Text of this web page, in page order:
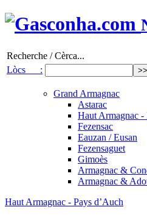
Recherche / Cèrca...
Lòcs :
Grand Armagnac
Astarac
Haut Armagnac -
Fezensac
Eauzan / Eusan
Fezensaguet
Gimoès
Armagnac &
Armagnac &
Haut Armagnac - Pays d’Auch